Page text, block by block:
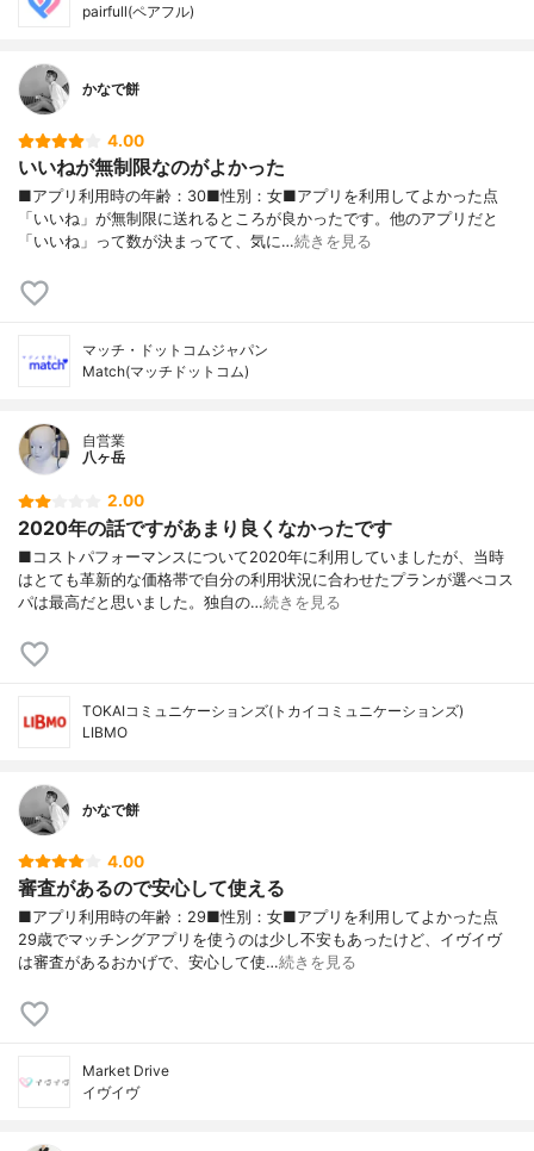
pairfull(ペアフル)
かなで餅
4.00
いいねが無制限なのがよかった
■アプリ利用時の年齢：30■性別：女■アプリを利用してよかった点
「いいね」が無制限に送れるところが良かったです。他のアプリだと
「いいね」って数が決まってて、気に…続きを見る
マッチ・ドットコムジャパン
Match(マッチドットコム)
自営業
八ヶ岳
2.00
2020年の話ですがあまり良くなかったです
■コストパフォーマンスについて2020年に利用していましたが、当時
はとても革新的な価格帯で自分の利用状況に合わせたプランが選べコス
パは最高だと思いました。独自の…続きを見る
TOKAIコミュニケーションズ(トカイコミュニケーションズ)
LIBMO
かなで餅
4.00
審査があるので安心して使える
■アプリ利用時の年齢：29■性別：女■アプリを利用してよかった点
29歳でマッチングアプリを使うのは少し不安もあったけど、イヴイヴ
は審査があるおかげで、安心して使…続きを見る
Market Drive
イヴイヴ